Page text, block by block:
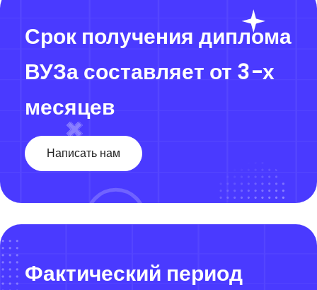
Срок получения диплома
ВУЗа составляет от 3-х
месяцев
Написать нам
Фактический период